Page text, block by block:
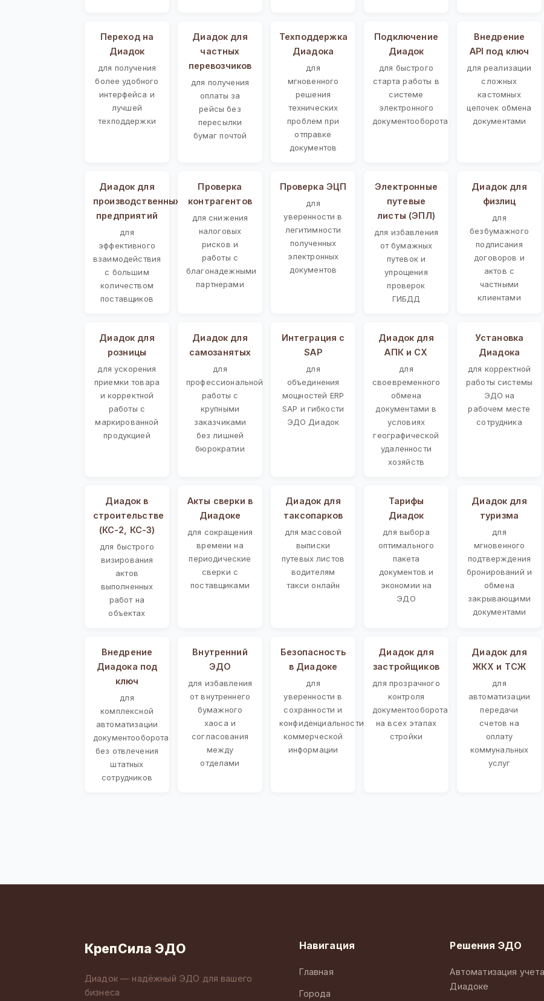
Переход на
Диадок
для получения
более удобного
интерфейса и
лучшей
техподдержки
Диадок для
частных
перевозчиков
для получения
оплаты за
рейсы без
пересылки
бумаг почтой
Техподдержка
Диадока
для
мгновенного
решения
технических
проблем при
отправке
документов
Подключение
Диадок
для быстрого
старта работы в
системе
электронного
документооборота
Внедрение
API под ключ
для реализации
сложных
кастомных
цепочек обмена
документами
Диадок для
производственных
предприятий
для
эффективного
взаимодействия
с большим
количеством
поставщиков
Проверка
контрагентов
для снижения
налоговых
рисков и
работы с
благонадежными
партнерами
Проверка ЭЦП
для
уверенности в
легитимности
полученных
электронных
документов
Электронные
путевые
листы (ЭПЛ)
для избавления
от бумажных
путевок и
упрощения
проверок
ГИБДД
Диадок для
физлиц
для
безбумажного
подписания
договоров и
актов с
частными
клиентами
Диадок для
розницы
для ускорения
приемки товара
и корректной
работы с
маркированной
продукцией
Диадок для
самозанятых
для
профессиональной
работы с
крупными
заказчиками
без лишней
бюрократии
Интеграция с
SAP
для
объединения
мощностей ERP
SAP и гибкости
ЭДО Диадок
Диадок для
АПК и СХ
для
своевременного
обмена
документами в
условиях
географической
удаленности
хозяйств
Установка
Диадока
для корректной
работы системы
ЭДО на
рабочем месте
сотрудника
Диадок в
строительстве
(КС-2, КС-3)
для быстрого
визирования
актов
выполненных
работ на
объектах
Акты сверки в
Диадоке
для сокращения
времени на
периодические
сверки с
поставщиками
Диадок для
таксопарков
для массовой
выписки
путевых листов
водителям
такси онлайн
Тарифы
Диадок
для выбора
оптимального
пакета
документов и
экономии на
ЭДО
Диадок для
туризма
для
мгновенного
подтверждения
бронирований и
обмена
закрывающими
документами
Внедрение
Диадока под
ключ
для
комплексной
автоматизации
документооборота
без отвлечения
штатных
сотрудников
Внутренний
ЭДО
для избавления
от внутреннего
бумажного
хаоса и
согласования
между
отделами
Безопасность
в Диадоке
для
уверенности в
сохранности и
конфиденциальности
коммерческой
информации
Диадок для
застройщиков
для прозрачного
контроля
документооборота
на всех этапах
стройки
Диадок для
ЖКХ и ТСЖ
для
автоматизации
передачи
счетов на
оплату
коммунальных
услуг
КрепСила ЭДО
Диадок — надёжный ЭДО для вашего
бизнеса
Навигация
Главная
Города
Решения ЭДО
Автоматизация
Диадоке